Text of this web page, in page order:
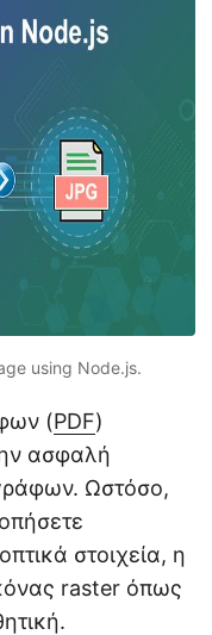
using Node.js.
(PDF)
ασφαλή
Ωστόσο,
στοιχεία, η
raster όπως